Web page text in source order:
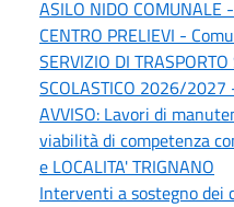
ASILO NIDO COMUNALE
CENTRO PRELIEVI -
SERVIZIO DI
SCOLASTICO 2026/
AVVISO: Lavori di
viabilità di competenza
e LOCALITA' TRIGNANO
Interventi a sostegno